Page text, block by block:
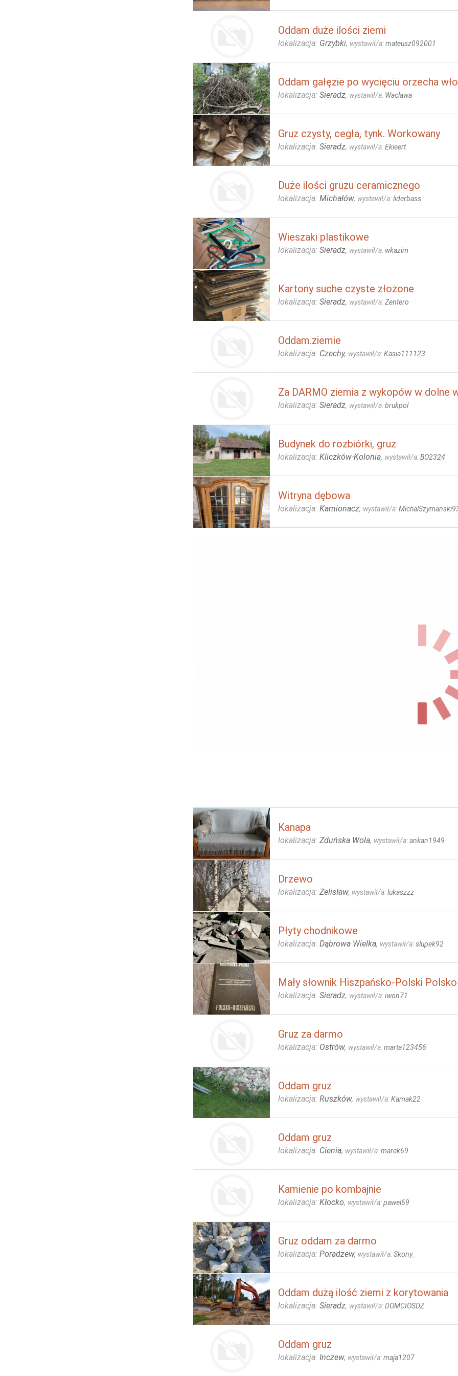
Oddam duże ilości ziemi
lokalizacja: Grzybki, wystawił/a:mateusz092001
Oddam gałęzie po wycięciu orzecha
lokalizacja: Sieradz, wystawił/a: Waclawa
Gruz czysty, cegła, tynk. Workowany
lokalizacja: Sieradz, wystawił/a:Ekieert
Duże ilości gruzu ceramicznego
lokalizacja: Michałów, wystawił/a:liderbass
Wieszaki plastikowe
lokalizacja: Sieradz, wystawił/a: wkazim
Kartony suche czyste złożone
lokalizacja: Sieradz, wystawił/a:Zentero
Oddam.ziemie
lokalizacja: Czechy, wystawił/a:Kasia111123
Za DARMO ziemia z wykopów w dolne
lokalizacja: Sieradz, wystawił/a:brukpol
Budynek do rozbiórki, gruz
lokalizacja: Kliczków-Kolonia, wystawił/a:BO2324
Witryna dębowa
lokalizacja: Kamionacz, wystawił/a:
Kanapa
lokalizacja: Zduńska Wola, wystawił/a:ankan1949
Drzewo
lokalizacja: Żelisław, wystawił/a:lukaszzz
Płyty chodnikowe
lokalizacja: Dąbrowa Wielka, wystawił/a:slupek92
Mały słownik Hiszpańsko-Polski
lokalizacja: Sieradz, wystawił/a:iwon71
Gruz za darmo
lokalizacja: Ostrów, wystawił/a:marta123456
Oddam gruz
lokalizacja: Ruszków, wystawił/a:Kamak22
Oddam gruz
lokalizacja: Cienia, wystawił/a:marek69
Kamienie po kombajnie
lokalizacja: Kłocko, wystawił/a:pawel69
Gruz oddam za darmo
lokalizacja: Poradzew, wystawił/a:Skony_
Oddam dużą ilość ziemi z korytowania
lokalizacja: Sieradz, wystawił/a:DOMCIOSDZ
Oddam gruz
lokalizacja: Inczew, wystawił/a:maja1207